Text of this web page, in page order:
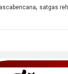
, satgas